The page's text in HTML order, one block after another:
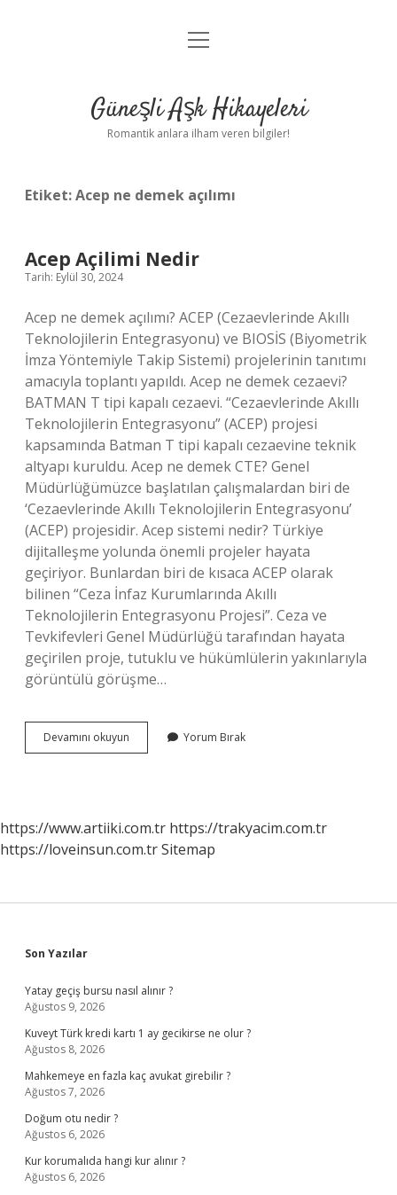
Anasayfa
Yasal Uyarı
menüyü
Güneşli Aşk Hikayeleri
Romantik anlara ilham veren bilgiler!
Etiket:Acep ne demek açılımı
Acep Açilimi Nedir
Tarih: Eylül 30, 2024
Acep ne demek açılımı? ACEP (Cezaevlerinde Akıllı
Teknolojilerin Entegrasyonu) ve BIOSİS (Biyometrik
İmza Yöntemiyle Takip Sistemi) projelerinin tanıtımı
amacıyla toplantı yapıldı. Acep ne demek cezaevi?
BATMAN T tipi kapalı cezaevi. “Cezaevlerinde Akıllı
Teknolojilerin Entegrasyonu” (ACEP) projesi
kapsamında Batman T tipi kapalı cezaevine teknik
altyapı kuruldu. Acep ne demek CTE? Genel
Müdürlüğümüzce başlatılan çalışmalardan biri de
‘Cezaevlerinde Akıllı Teknolojilerin Entegrasyonu’
(ACEP) projesidir. Acep sistemi nedir? Türkiye
dijitalleşme yolunda önemli projeler hayata
geçiriyor. Bunlardan biri de kısaca ACEP olarak
bilinen “Ceza İnfaz Kurumlarında Akıllı
Teknolojilerin Entegrasyonu Projesi”. Ceza ve
Tevkifevleri Genel Müdürlüğü tarafından hayata
geçirilen proje, tutuklu ve hükümlülerin yakınlarıyla
görüntülü görüşme…
Devamını okuyun
Açilimi
Yorum Bırak
https://www.artiiki.com.tr https://trakyacim.com.tr
https://loveinsun.com.trSitemap
Sidebar
Son Yazılar
Yatay geçiş bursu nasıl alınır ?
Ağustos 9, 2026
Kuveyt Türk kredi kartı 1 ay gecikirse ne olur ?
Ağustos 8, 2026
Mahkemeye en fazla kaç avukat girebilir ?
Ağustos 7, 2026
Doğum otu nedir ?
Ağustos 6, 2026
Kur korumalıda hangi kur alınır ?
Ağustos 6, 2026